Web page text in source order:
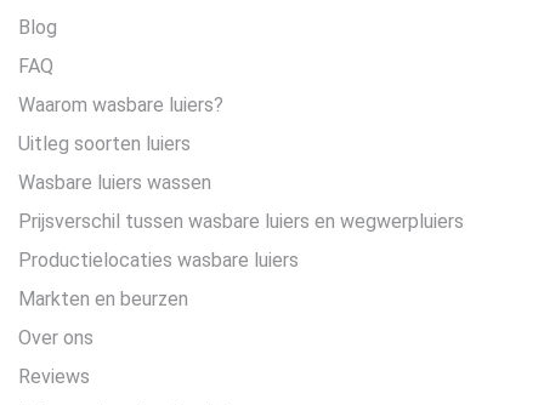
Blog
FAQ
Waarom wasbare luiers?
Uitleg soorten luiers
Wasbare luiers wassen
Prijsverschil tussen wasbare luiers en wegwerpluiers
Productielocaties wasbare luiers
Markten en beurzen
Over ons
Reviews